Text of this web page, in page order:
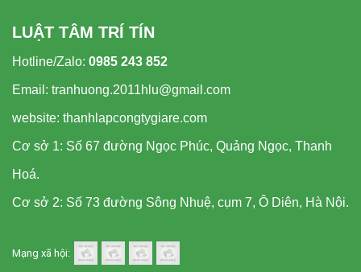
LUẬT TÂM TRÍ TÍN
Hotline/Zalo: 0985 243 852
Email: tranhuong.2011hlu@gmail.com
website: thanhlapcongtygiare.com
Cơ sở 1: Số 67 đường Ngọc Phúc, Quảng Ngọc, Thanh
Hoá.
Cơ sở 2: Số 73 đường Sông Nhuệ, cụm 7, Ô Diên, Hà Nội.
Mạng xã hội: